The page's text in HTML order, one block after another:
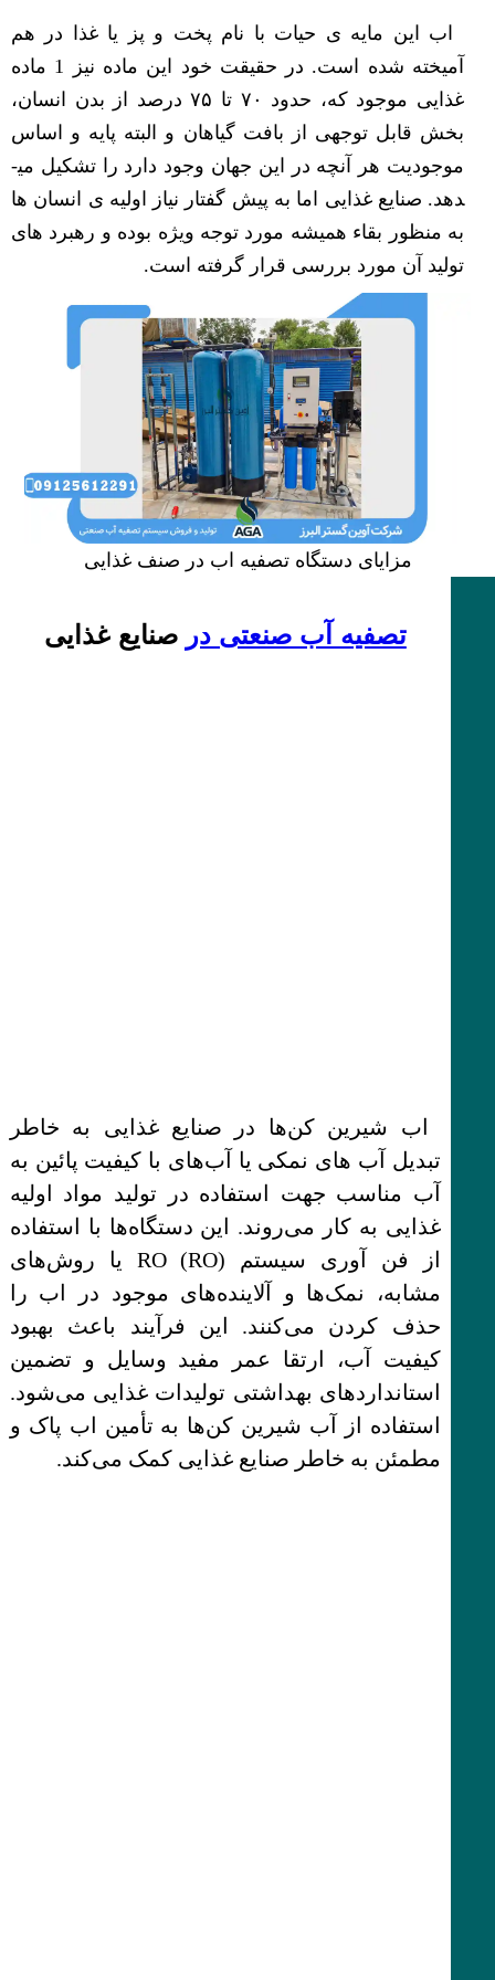
اب این مایه ی حیات با نام پخت و پز یا غذا در هم
آمیخته شده است. در حقیقت خود این ماده نیز 1 ماده
غذایی موجود که، حدود ۷۰ تا ۷۵ درصد از بدن انسان،
بخش قابل توجهی از بافت گیاهان و البته پایه و اساس
موجودیت هر آنچه در این جهان وجود دارد را تشکیل می­
دهد. صنایع غذایی اما به پیش گفتار نیاز اولیه ی انسان ها
به منظور بقاء همیشه مورد توجه ویژه بوده و رهبرد های
تولید آن مورد بررسی قرار گرفته است.
مزایای دستگاه تصفیه اب در صنف غذایی
تصفیه آب صنعتی در صنایع غذایی
اب شیرین کن‌ها در صنایع غذایی به خاطر
تبدیل آب های نمکی یا آب‌های با کیفیت پائین به
آب مناسب جهت استفاده در تولید مواد اولیه
غذایی به کار می‌روند. این دستگاه‌ها با استفاده
از فن آوری سیستم RO (RO) یا روش‌های
مشابه، نمک‌ها و آلاینده‌های موجود در اب را
حذف کردن می‌کنند. این فرآیند باعث بهبود
کیفیت آب، ارتقا عمر مفید وسایل و تضمین
استانداردهای بهداشتی تولیدات غذایی می‌شود.
استفاده از آب شیرین کن‌ها به تأمین اب پاک و
مطمئن به خاطر صنایع غذایی کمک می‌کند.